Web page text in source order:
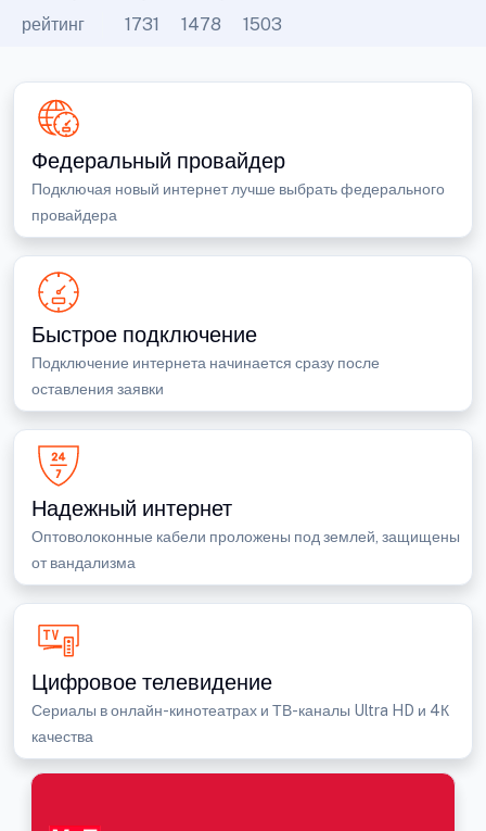
рейтинг 1731 1478 1503
Федеральный провайдер
Подключая новый интернет лучше выбрать федерального
провайдера
Быстрое подключение
Подключение интернета начинается сразу после
оставления заявки
Надежный интернет
Оптоволоконные кабели проложены под землей, защищены
от вандализма
Цифровое телевидение
Сериалы в онлайн-кинотеатрах и ТВ-каналы Ultra HD и 4К
качества